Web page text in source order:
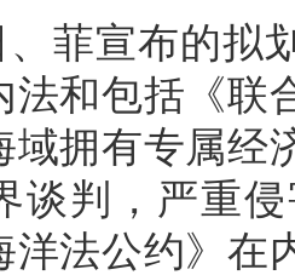
菲宣布的拟
法和包括《联
域拥有专属经
谈判，严重
洋法公约》